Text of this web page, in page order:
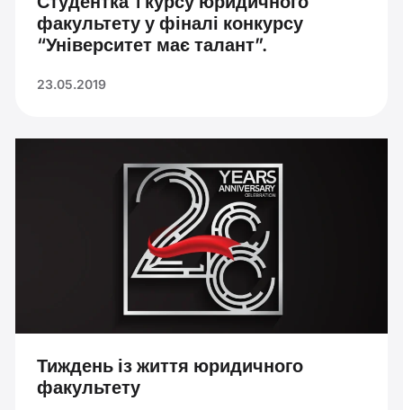
факультету у фіналі конкурсу
“Університет має талант”.
23.05.2019
Тиждень із життя юридичного
факультету